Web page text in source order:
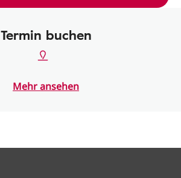
Termin buchen
Mehr ansehen